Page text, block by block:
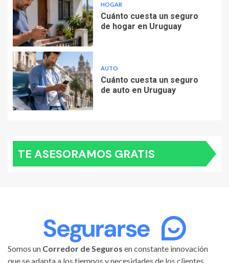
HOGAR
Cuánto cuesta un seguro
de hogar en Uruguay
AUTO
Cuánto cuesta un seguro
de auto en Uruguay
TE ASESORAMOS GRATIS
Somos un Corredor de Seguros en constante innovación
que se adapta a los tiempos y necesidades de los clientes,